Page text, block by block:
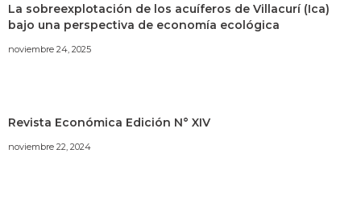
La sobreexplotación de los acuíferos de Villacurí (Ica)
bajo una perspectiva de economía ecológica
noviembre 24, 2025
Revista Económica Edición N° XIV
noviembre 22, 2024